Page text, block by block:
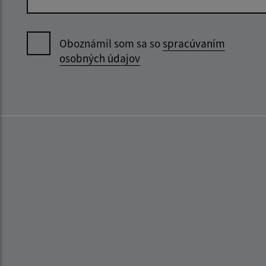
Oboznámil som sa sospracúvaním
osobných údajov